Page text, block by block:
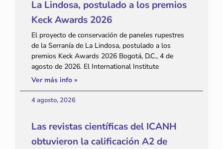
La Lindosa, postulado a los premios
Keck Awards 2026
El proyecto de conservación de paneles rupestres
de la Serranía de La Lindosa, postulado a los
premios Keck Awards 2026 Bogotá, D.C., 4 de
agosto de 2026. El International Institute
Ver más info »
4 agosto, 2026
Las revistas científicas del ICANH
obtuvieron la calificación A2 de